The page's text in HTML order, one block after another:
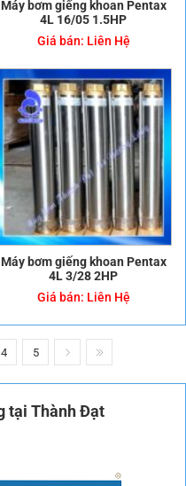
Máy bơm giếng khoan Pentax
4L 16/05 1.5HP
Giá bán: Liên Hệ
Máy bơm giếng khoan Pentax
4L 3/28 2HP
Giá bán: Liên Hệ
4 5
tại Thành Đạt